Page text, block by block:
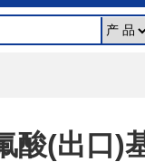
酸(出口)